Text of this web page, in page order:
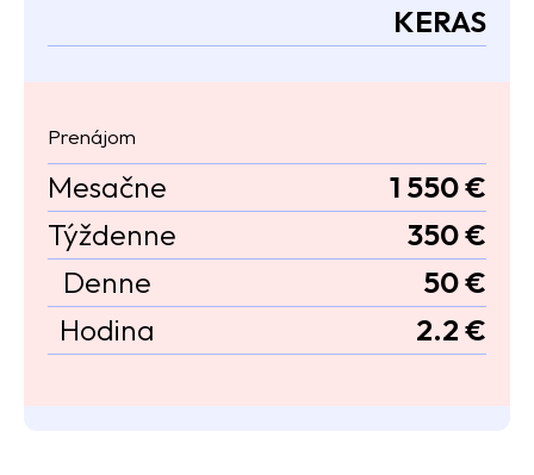
KERAS
Prenájom
Mesačne
1 550 €
Týždenne
350 €
Denne
50 €
Hodina
2.2 €